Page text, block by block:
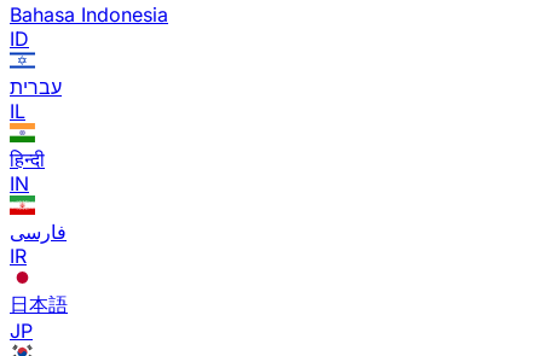
Bahasa Indonesia
ID
עברית
IL
हिन्दी
IN
فارسی
IR
日本語
JP